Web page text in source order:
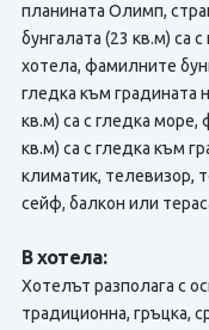
планината Олимп,
бунгалата (23 кв.м) са
хотела, фамилните
гледка към градината
кв.м) са с гледка море,
кв.м) са с гледка към
климатик, телевизор,
сейф, балкон или
В хотела:
Хотелът разполага с
традиционна, гръцка,